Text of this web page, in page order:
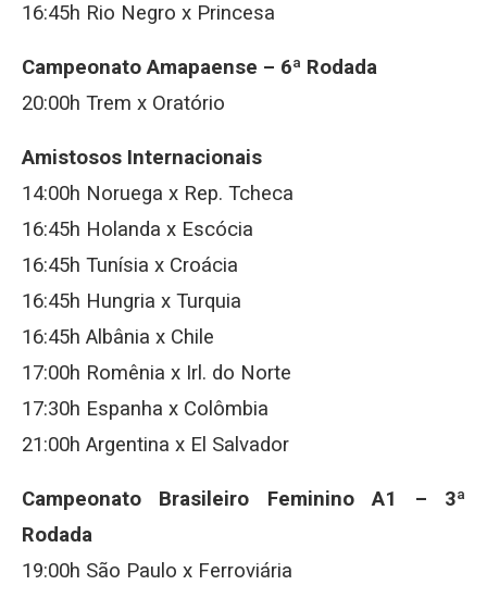
16:45h Rio Negro x Princesa
Campeonato Amapaense – 6ª Rodada
20:00h Trem x Oratório
Amistosos Internacionais
14:00h Noruega x Rep. Tcheca
16:45h Holanda x Escócia
16:45h Tunísia x Croácia
16:45h Hungria x Turquia
16:45h Albânia x Chile
17:00h Romênia x Irl. do Norte
17:30h Espanha x Colômbia
21:00h Argentina x El Salvador
Campeonato Brasileiro Feminino A1 – 3ª
Rodada
19:00h São Paulo x Ferroviária